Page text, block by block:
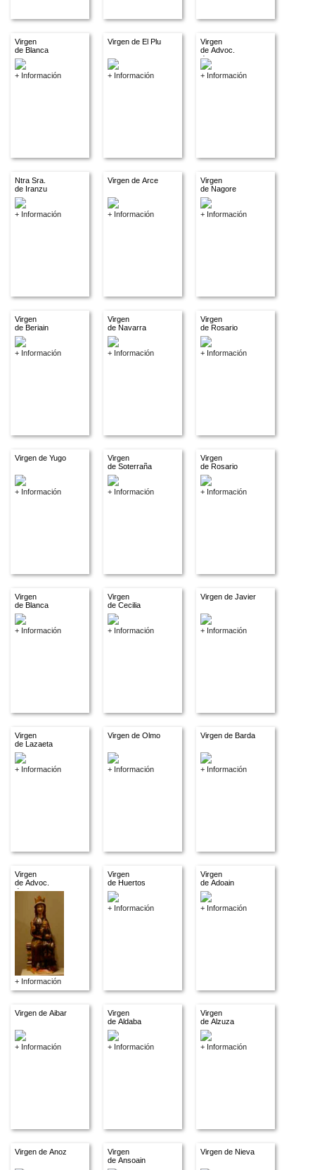
Virgen
de Blanca
+ Información
Virgen de El Plu
+ Información
Virgen
de Advoc.
descon.
+ Información
Ntra Sra.
de Iranzu
+ Información
Virgen de Arce
+ Información
Virgen
de Nagore
+ Información
Virgen
de Beriain
+ Información
Virgen
de Navarra
+ Información
Virgen
de Rosario
+ Información
Virgen de Yugo
+ Información
Virgen
de Soterraña
+ Información
Virgen
de Rosario
+ Información
Virgen
de Blanca
+ Información
Virgen
de Cecilia
+ Información
Virgen de Javier
+ Información
Virgen
de Lazaeta
+ Información
Virgen de Olmo
+ Información
Virgen de Barda
+ Información
Virgen
de Advoc.
descon.
+ Información
Virgen
de Huertos
+ Información
Virgen
de Adoain
+ Información
Virgen de Aibar
+ Información
Virgen
de Aldaba
+ Información
Virgen
de Alzuza
+ Información
Virgen de Anoz
Virgen
de Ansoain
Virgen de Nieva